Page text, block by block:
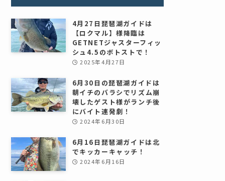
4月27日琵琶湖ガイドは
【ロクマル】様降臨は
GETNETジャスターフィッ
シュ4.5のボトストで！
2025年4月27日
6月30日の琵琶湖ガイドは
朝イチのバラシでリズム崩
壊したゲスト様がランチ後
にバイト連発劇！
2024年6月30日
6月16日琵琶湖ガイドは北
でキッカーキャッチ！
2024年6月16日